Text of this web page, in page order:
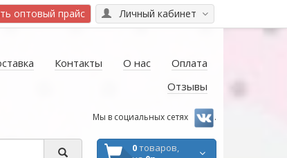
Личный кабинет
оптовый прайс
Контакты О нас
Оплата
Отзывы
Мы в социальных сетях .
0товаров,